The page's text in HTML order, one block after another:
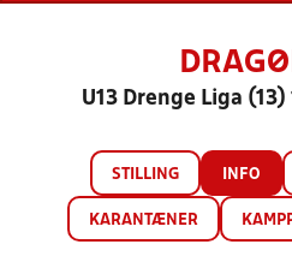
U13 Drenge Liga (13)
STILLING INFO
KARANTÆNER